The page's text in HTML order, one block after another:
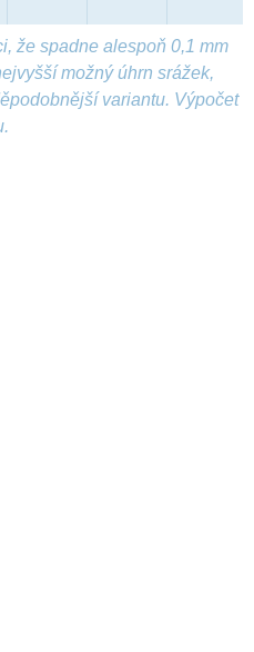
že spadne alespoň 0,1 mm
možný úhrn srážek,
variantu. Výpočet